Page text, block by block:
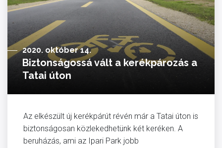
2020. október 14.
Biztonságossá vált a kerékpározás a
Tatai úton
Az elkészült új kerékpárút révén már a Tatai úton is
biztonságosan közlekedhetünk két keréken. A
beruházás, ami az Ipari Park jobb